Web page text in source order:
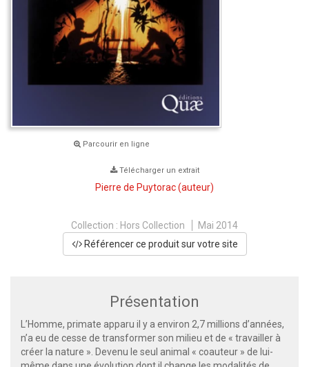
Parcourir en ligne
Télécharger un extrait
Pierre de Puytorac(auteur)
Collection : Hors Collection
Mai 2014
Référencer ce produit sur votre site
Présentation
L’Homme, primate apparu il y a environ 2,7 millions d’années,
n’a eu de cesse de transformer son milieu et de « travailler à
créer la nature ». Devenu le seul animal « coauteur » de lui-